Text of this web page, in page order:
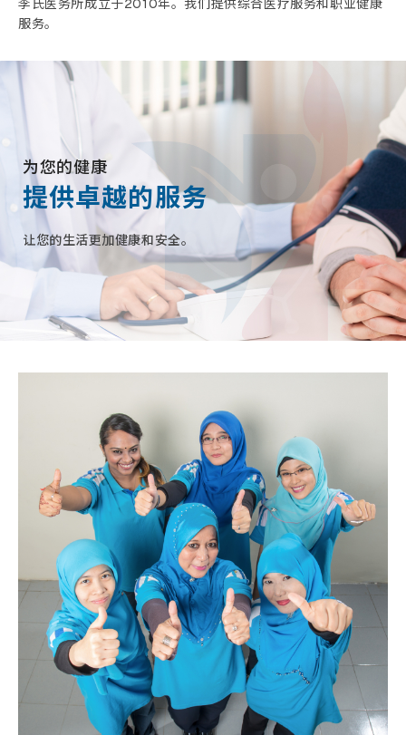
李氏医务所成立于2010年。我们提供综合医疗服务和职业健康
服务。
为您的健康
提供卓越的服务
让您的生活更加健康和安全。